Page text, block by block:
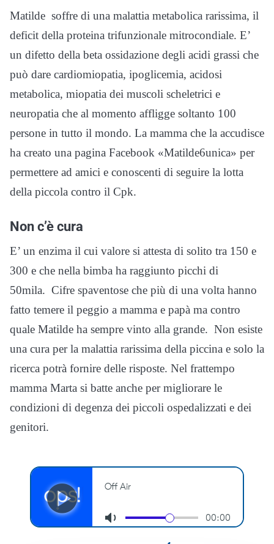
Matilde soffre di una malattia metabolica rarissima, il
deficit della proteina trifunzionale mitrocondiale. E’
un difetto della beta ossidazione degli acidi grassi che
può dare cardiomiopatia, ipoglicemia, acidosi
metabolica, miopatia dei muscoli scheletrici e
neuropatia che al momento affligge soltanto 100
persone in tutto il mondo. La mamma che la accudisce
ha creato una pagina Facebook «Matilde6unica» per
permettere ad amici e conoscenti di seguire la lotta
della piccola contro il Cpk.
Non c’è cura
E’ un enzima il cui valore si attesta di solito tra 150 e
300 e che nella bimba ha raggiunto picchi di
50mila. Cifre spaventose che più di una volta hanno
fatto temere il peggio a mamma e papà ma contro
quale Matilde ha sempre vinto alla grande. Non esiste
una cura per la malattia rarissima della piccina e solo la
ricerca potrà fornire delle risposte. Nel frattempo
mamma Marta si batte anche per migliorare le
condizioni di degenza dei piccoli ospedalizzati e dei
genitori.